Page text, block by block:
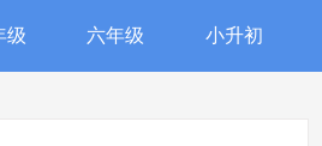
级 六年级 小升初